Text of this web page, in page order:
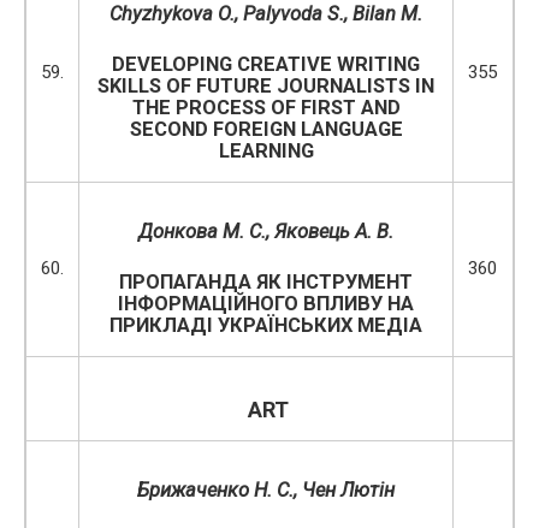
59.
Chyzhykova O., Palyvoda S., Bilan M.
DEVELOPING CREATIVE WRITING
SKILLS OF FUTURE JOURNALISTS IN
THE PROCESS OF FIRST AND
SECOND FOREIGN LANGUAGE
LEARNING
355
60.
Донкова М. С., Яковець А. В.
ПРОПАГАНДА ЯК ІНСТРУМЕНТ
ІНФОРМАЦІЙНОГО ВПЛИВУ НА
ПРИКЛАДІ УКРАЇНСЬКИХ МЕДІА
360
ART
Брижаченко Н. С., Чен Лютін